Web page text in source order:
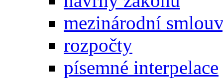
mezinárodní
rozpočty
písemné interpelace